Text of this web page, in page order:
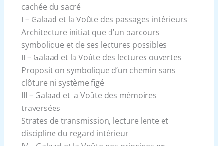
cachée du sacré
I – Galaad et la Voûte des passages intérieurs
Architecture initiatique d’un parcours
symbolique et de ses lectures possibles
II – Galaad et la Voûte des lectures ouvertes
Proposition symbolique d’un chemin sans
clôture ni système figé
III – Galaad et la Voûte des mémoires
traversées
Strates de transmission, lecture lente et
discipline du regard intérieur